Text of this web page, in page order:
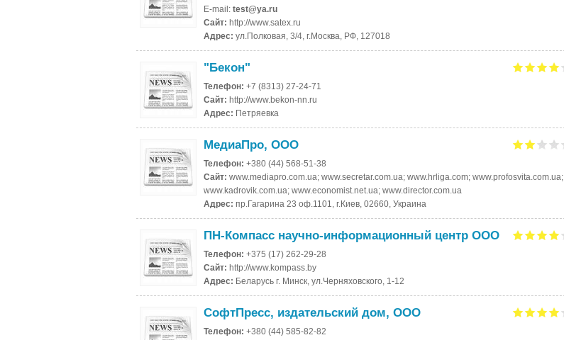
E-mail: test@ya.ru
Сайт: http://www.satex.ru
Адрес: ул.Полковая, 3/4, г.Москва, РФ, 127018
"Бекон"
Телефон: +7 (8313) 27-24-71
Сайт: http://www.bekon-nn.ru
Адрес: Петряевка
МедиаПро, ООО
Телефон: +380 (44) 568-51-38
Сайт: www.mediapro.com.ua; www.secretar.com.ua; www.hrliga.com; www.profosvita.com.ua;
www.kadrovik.com.ua; www.economist.net.ua; www.director.com.ua
Адрес: пр.Гагарина 23 оф.1101, г.Киев, 02660, Украина
ПН-Компасс научно-информационный центр ООО
Телефон: +375 (17) 262-29-28
Сайт: http://www.kompass.by
Адрес: Беларусь г. Минск, ул.Черняховского, 1-12
СофтПресс, издательский дом, ООО
Телефон: +380 (44) 585-82-82